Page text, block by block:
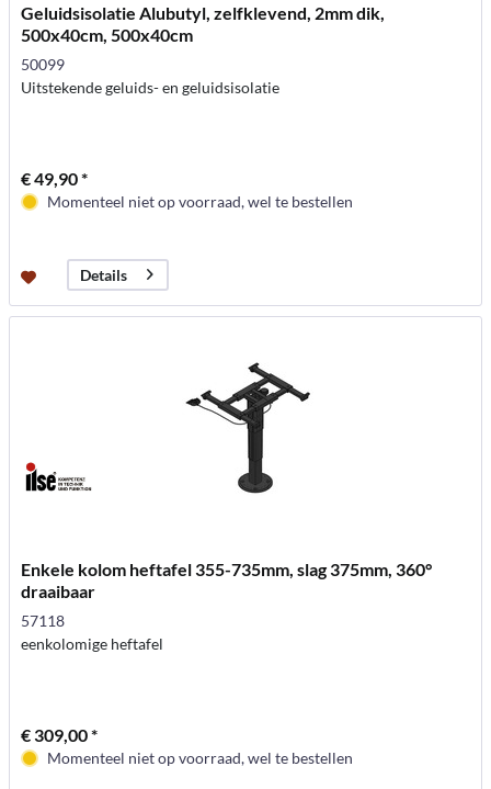
Geluidsisolatie Alubutyl, zelfklevend, 2mm dik,
500x40cm, 500x40cm
50099
Uitstekende geluids- en geluidsisolatie
€ 49,90 *
Momenteel niet op voorraad, wel te bestellen
Details
Enkele kolom heftafel 355-735mm, slag 375mm, 360°
draaibaar
57118
eenkolomige heftafel
€ 309,00 *
Momenteel niet op voorraad, wel te bestellen